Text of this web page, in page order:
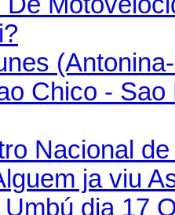
Chico -
Nacional
ja viu
Umbú dia 17